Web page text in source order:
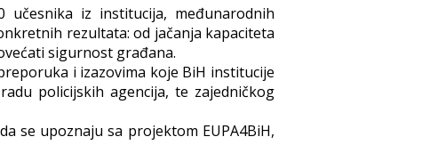
iz institucija, međunarodnih
rezultata: od jačanja kapaciteta
sigurnost građana.
i izazovima koje BiH institucije
policijskih agencija, te zajedničkog
se upoznaju sa projektom EUPA4BiH,